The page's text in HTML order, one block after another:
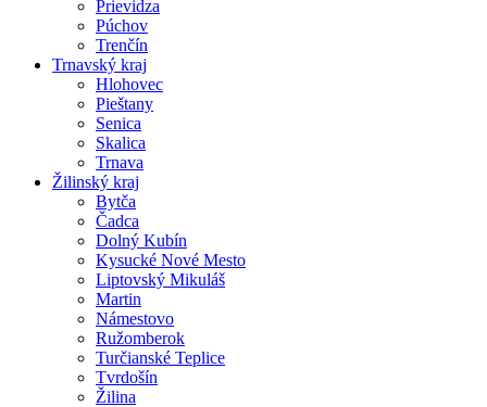
Prievidza
Púchov
Trenčín
Trnavský kraj
Hlohovec
Pieštany
Senica
Skalica
Trnava
Žilinský kraj
Bytča
Čadca
Dolný Kubín
Kysucké Nové Mesto
Liptovský Mikuláš
Martin
Námestovo
Ružomberok
Turčianské Teplice
Tvrdošín
Žilina